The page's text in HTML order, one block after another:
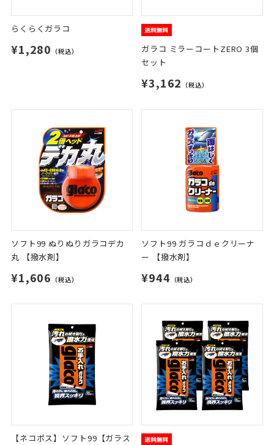
らくらくガラコ
¥1,280 （税込）
ガラコ ミラーコートZERO 3個
セット
¥3,162 （税込）
ソフト99 ぬりぬりガラコデカ
丸 【撥水剤】
¥1,606 （税込）
ソフト99 ガラコｄｅクリーナ
ー 【撥水剤】
¥944 （税込）
【ネコポス】ソフト99【ガラス